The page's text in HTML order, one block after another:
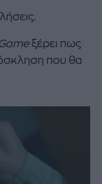
ξέρει πως
που θα